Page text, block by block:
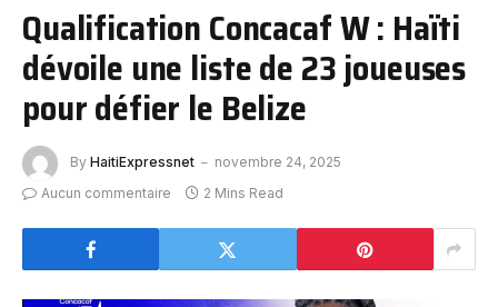
Qualification Concacaf W : Haïti
dévoile une liste de 23 joueuses
pour défier le Belize
By HaitiExpressnet
novembre 24, 2025
Aucun commentaire
2 Mins Read